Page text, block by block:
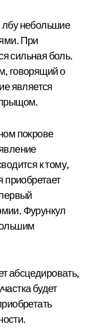
небольшие
При
сильная боль.
говорящий о
является
покрове
к тому,
приобретает
Фурункул
абсцедировать,
будет